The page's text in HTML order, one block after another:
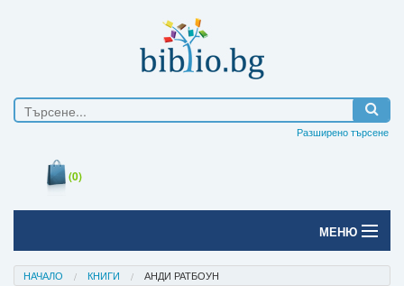
Разширено търсене
(0)
МЕНЮ
Начало
НАЧАЛО КНИГИ АНДИ РАТБОУН